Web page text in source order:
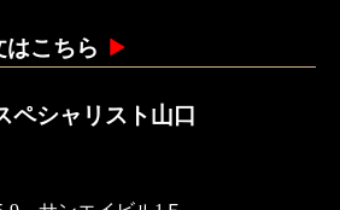
こちら
ペシャリスト山口